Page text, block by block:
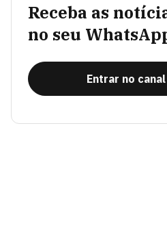
Receba as
no seu
Entrar no